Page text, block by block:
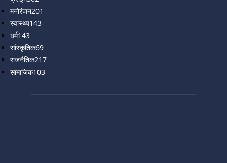
मनोरंजन201
स्वास्थ्य143
धर्म143
सांस्कृतिक69
राजनैतिक217
सामाजिक103